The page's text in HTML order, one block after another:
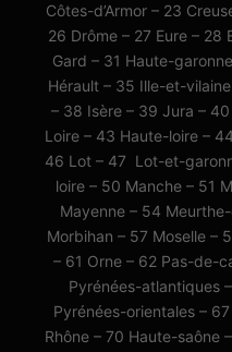
Côtes-d’Armor – 23
26 Drôme – 27 Eure – 28
Gard – 31 Haute-
Hérault – 35 Ille-et-
– 38 Isère – 39 Jura –
Loire – 43 Haute-loire –
46 Lot – 47 Lot-et-
loire – 50 Manche – 51
Mayenne – 54
Morbihan – 57 Moselle –
– 61 Orne – 62 Pas-de-
Pyrénées-atlantiques
Pyrénées-orientales –
Rhône – 70 Haute-saône